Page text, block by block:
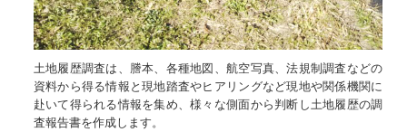
土地履歴調査は、謄本、各種地図、航空写真、法規制調査などの
資料から得る情報と現地踏査やヒアリングなど現地や関係機関に
赴いて得られる情報を集め、様々な側面から判断し土地履歴の調
査報告書を作成します。